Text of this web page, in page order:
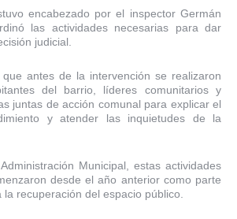
encabezado por el inspector Germán
las actividades necesarias para dar
judicial.
antes de la intervención se realizaron
del barrio, líderes comunitarios y
juntas de acción comunal para explicar el
y atender las inquietudes de la
Municipal, estas actividades
desde el año anterior como parte
recuperación del espacio público.